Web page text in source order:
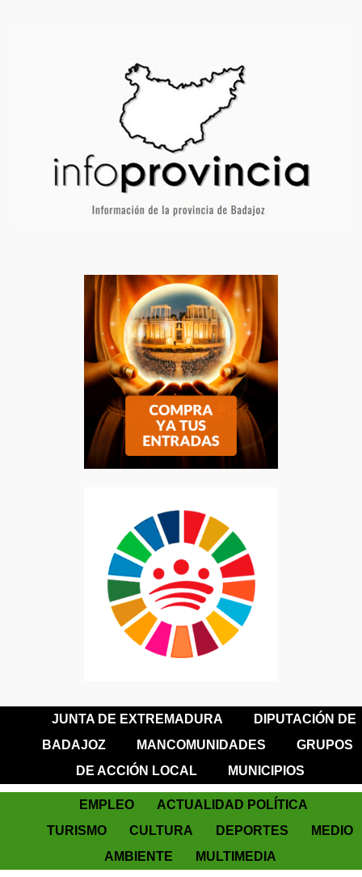
JUNTA DE EXTREMADURA
DIPUTACIÓN DE
BADAJOZ
MANCOMUNIDADES
GRUPOS
DE ACCIÓN LOCAL
MUNICIPIOS
EMPLEO
ACTUALIDAD POLÍTICA
TURISMO
CULTURA DEPORTES
MEDIO
AMBIENTE
MULTIMEDIA